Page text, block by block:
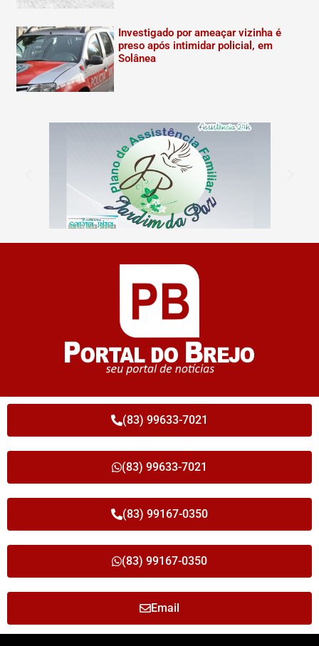
Investigado por ameaçar vizinha é
preso após intimidar policial, em
Solânea
(83) 99633-7021
(83) 99633-7021
(83) 99167-0350
(83) 99167-0350
Email